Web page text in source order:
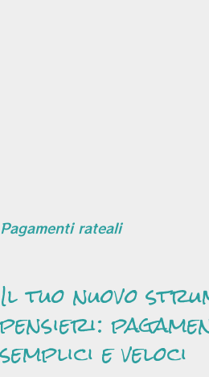
Pagamenti rateali
Il tuo nuovo
pensieri:
semplici e veloci